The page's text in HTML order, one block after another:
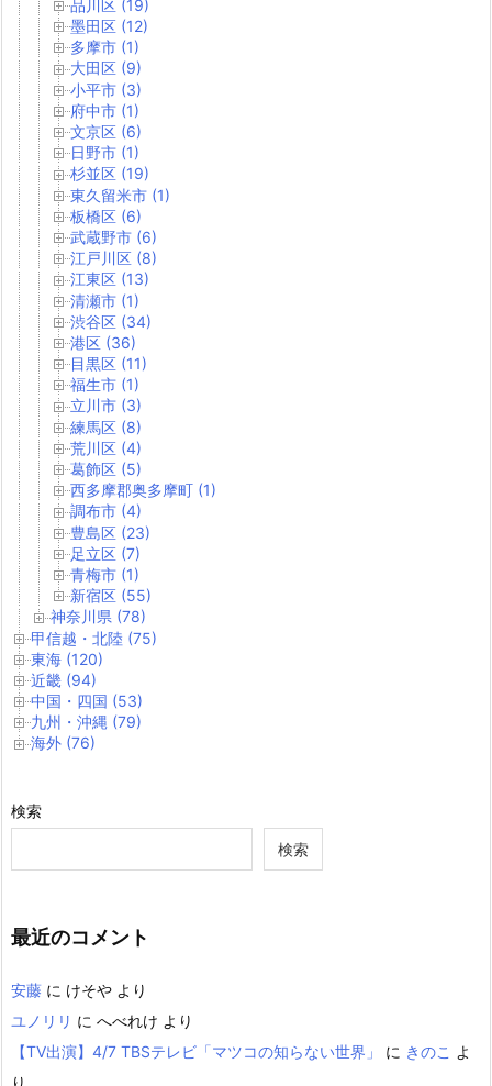
品川区 (19)
墨田区 (12)
多摩市 (1)
大田区 (9)
小平市 (3)
府中市 (1)
文京区 (6)
日野市 (1)
杉並区 (19)
東久留米市 (1)
板橋区 (6)
武蔵野市 (6)
江戸川区 (8)
江東区 (13)
清瀬市 (1)
渋谷区 (34)
港区 (36)
目黒区 (11)
福生市 (1)
立川市 (3)
練馬区 (8)
荒川区 (4)
葛飾区 (5)
西多摩郡奥多摩町 (1)
調布市 (4)
豊島区 (23)
足立区 (7)
青梅市 (1)
新宿区 (55)
神奈川県 (78)
甲信越・北陸 (75)
東海 (120)
近畿 (94)
中国・四国 (53)
九州・沖縄 (79)
海外 (76)
検索
検索
最近のコメント
安藤 に けそや より
ユノリリ に へべれけ より
【TV出演】4/7 TBSテレビ「マツコの知らない世界」
に きのこ よ
り